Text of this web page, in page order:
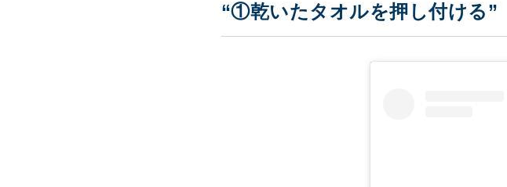
“①乾いたタオルを押し付ける”